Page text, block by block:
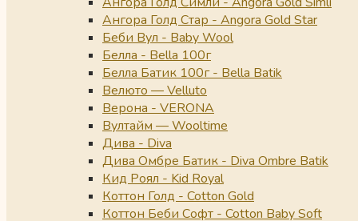
Ангора Голд Стар - Angora Gold Star
Беби Вул - Baby Wool
Белла - Bella 100г
Белла Батик 100г - Bella Batik
Велюто — Velluto
Верона - VERONA
Вултайм — Wooltime
Дива - Diva
Дива Омбре Батик - Diva Ombre Batik
Кид Роял - Kid Royal
Коттон Голд - Cotton Gold
Коттон Беби Софт - Cotton Baby Soft